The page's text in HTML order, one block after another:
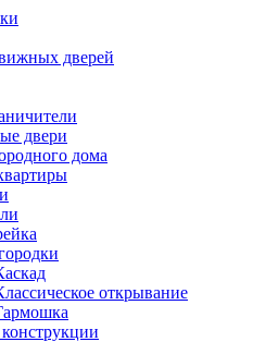
дверей
двери
дома
открывание